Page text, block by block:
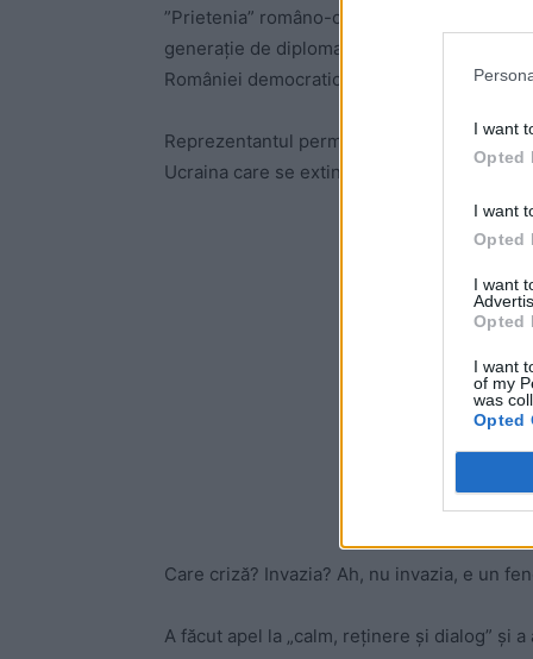
I want
Opted
I want
Opted
I want
Opted
I want
of my
was
Opted
”Prietenia” româno-chineză e doar zgură
generație de diplomați, ce contravine
României democratice.
Reprezentantul permanent al Chinei la
Ucraina care se extinde peste granițe”.
Care criză? Invazia? Ah, nu invazia, e un
A făcut apel la „calm, reținere și dialog” și